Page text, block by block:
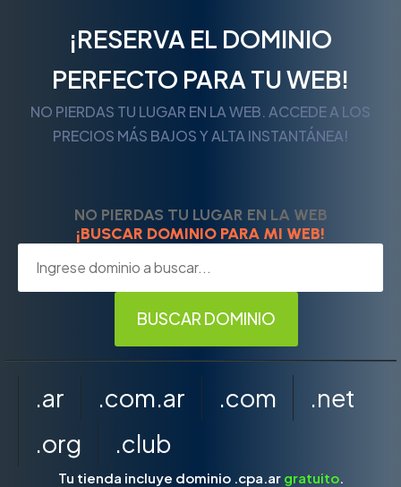
¡RESERVA EL DOMINIO
PERFECTO PARA TU WEB!
NO PIERDAS TU LUGAR EN LA WEB. ACCEDE A LOS
PRECIOS MÁS BAJOS Y ALTA INSTANTÁNEA!
NO PIERDAS TU LUGAR EN LA WEB
¡BUSCAR DOMINIO PARA MI WEB!
.ar .com.ar .com
.net
.org
.club
Tu tienda incluye dominio .cpa.ar gratuito.